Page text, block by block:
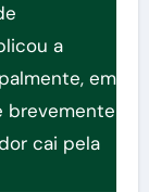
a
em
brevemente
cai pela